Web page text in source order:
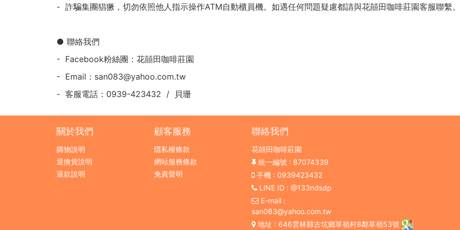
- 詐騙集團猖獗，切勿依照他人指示操作ATM自動櫃員機。如遇任何問題疑慮都請與花囍田咖啡莊園客服聯繫。
● 聯絡我們
- Facebook粉絲團：花囍田咖啡莊園
- Email：san083@yahoo.com.tw
- 客服電話：0939-423432 / 貝珊
關於我們
購物說明
退換貨說明
退款說明
顧客服務
隱私權條款
網站服務條款
免責聲明
聯絡我們
花囍田咖啡莊園
統一編號 : 87074339
手機 : 0939423432
LINE ID: @133ndsdp
E-mail:
san083@yahoo.com.tw
地址 : 646雲林縣古坑鄉草嶺村8鄰草嶺53號